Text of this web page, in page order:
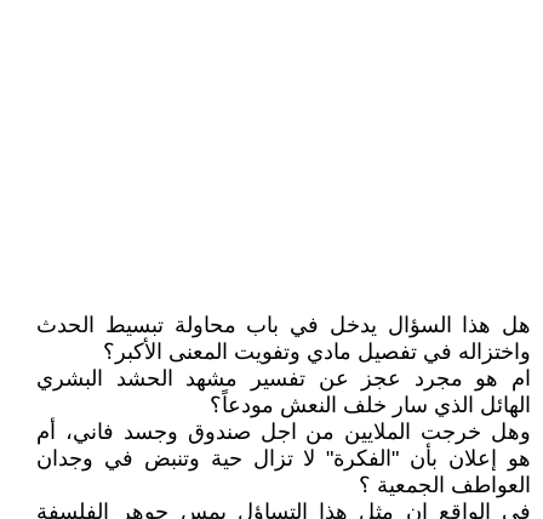
هل هذا السؤال يدخل في باب محاولة تبسيط الحدث
واختزاله في تفصيل مادي وتفويت المعنى الأكبر؟
ام هو مجرد عجز عن تفسير مشهد الحشد البشري
الهائل الذي سار خلف النعش مودعاً؟
وهل خرجت الملايين من اجل صندوق وجسد فاني، أم
هو إعلان بأن "الفكرة" لا تزال حية وتنبض في وجدان
العواطف الجمعية ؟
في الواقع إن مثل هذا التساؤل يمس جوهر الفلسفة